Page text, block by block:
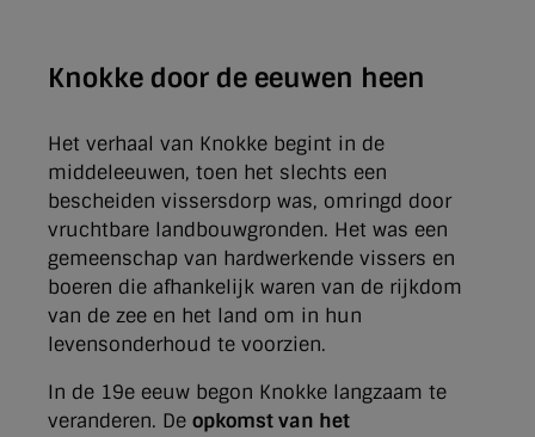
Knokke door de eeuwen heen
Het verhaal van Knokke begint in de
middeleeuwen, toen het slechts een
bescheiden vissersdorp was, omringd door
vruchtbare landbouwgronden. Het was een
gemeenschap van hardwerkende vissers en
boeren die afhankelijk waren van de rijkdom
van de zee en het land om in hun
levensonderhoud te voorzien.
In de 19e eeuw begon Knokke langzaam te
veranderen. De opkomst van het